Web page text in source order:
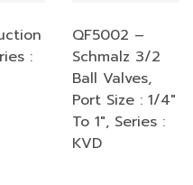
:
QF5002 –
Schmalz 3/2
Ball Valves,
Port Size : 1/4″
To 1″, Series :
KVD